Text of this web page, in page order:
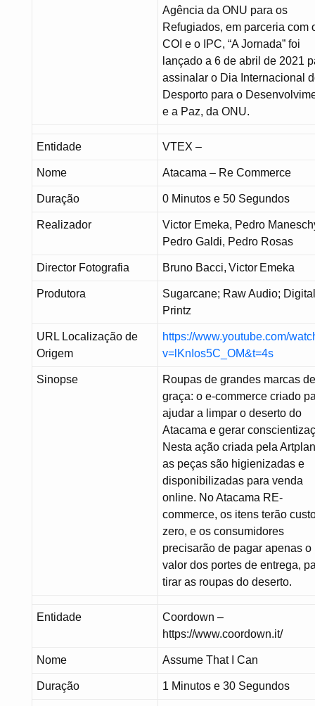
Agência da ONU para os
Refugiados, em parceria com
COI e o IPC, “A Jornada” foi
lançado a 6 de abril de 2021
assinalar o Dia Internacional
Desporto para o
e a Paz, da ONU.
Entidade VTEX –
Nome Atacama – Re Commerce
Duração 0 Minutos e 50 Segundos
Realizador
Victor Emeka, Pedro
Pedro Galdi, Pedro Rosas
Director Fotografia Bruno Bacci, Victor Emeka
Produtora
Sugarcane; Raw Audio;
Printz
URL Localização de
Origem
https://www.youtube.com/
v=lKnIos5C_OM&t=4s
Sinopse
Roupas de grandes marcas
graça: o e-commerce criado
ajudar a limpar o deserto do
Atacama e gerar
Nesta ação criada pela
as peças são higienizadas e
disponibilizadas para venda
online. No Atacama RE-
commerce, os itens terão
zero, e os consumidores
precisarão de pagar apenas o
valor dos portes de entrega,
tirar as roupas do deserto.
Entidade
Coordown –
https://www.coordown.it/
Nome Assume That I Can
Duração 1 Minutos e 30 Segundos